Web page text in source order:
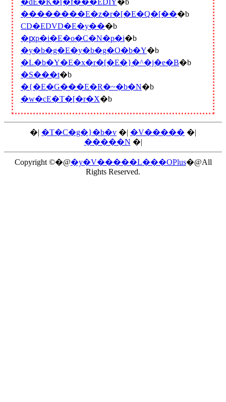
�ԁE�K�[�f���EDIY �b
��������E�z�r�[�E�Q�[���b
CD�EDVD�E�y���b
�ԗp�i�E�o�C�N�p�i�b
�y�b�g�E�y�b�g�O�b�Y�b
�L�b�Y�E�x�r�[�E�}�^�j�e�B�b
�S���t�b
�{�E�G���E�R�~�b�N�b
�w�сE�T�[�r�X�b
�| �T�C�g�}�b�v �| �V����� �|
�����N �|
Copyright ©�@�y�V�����L���OPlus�@All
Rights Reserved.